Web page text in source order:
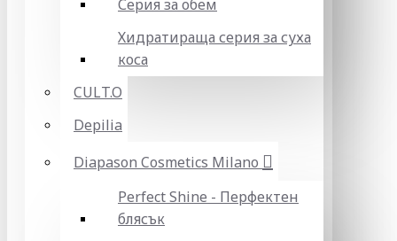
Серия за обем
Хидратираща серия за суха
коса
CULT.O
Depilia
Diapason Cosmetics Milano
Perfect Shine - Перфектен
блясък